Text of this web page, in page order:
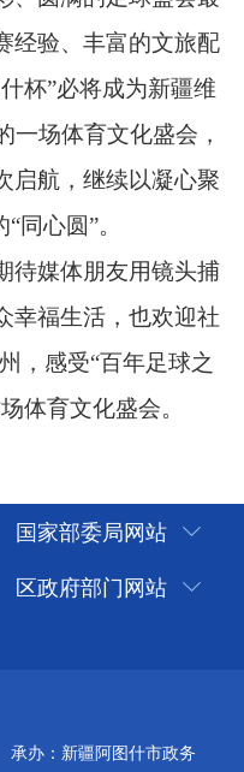
国家部委局网站
区政府部门网站
承办：新疆阿图什市政务